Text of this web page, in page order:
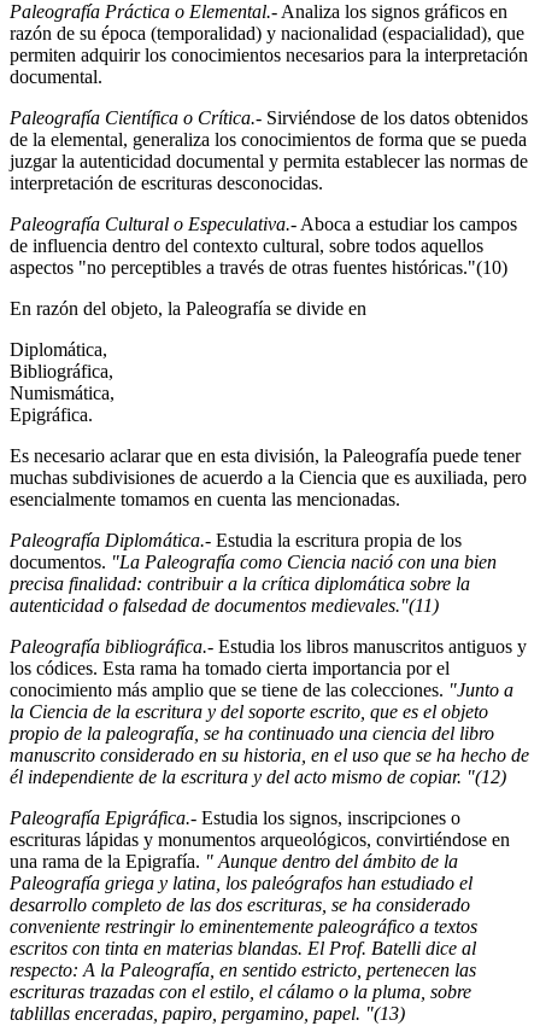
Paleografía Práctica o Elemental.- Analiza los signos gráficos en
razón de su época (temporalidad) y nacionalidad (espacialidad), que
permiten adquirir los conocimientos necesarios para la interpretación
documental.
Paleografía Científica o Crítica.- Sirviéndose de los datos obtenidos
de la elemental, generaliza los conocimientos de forma que se pueda
juzgar la autenticidad documental y permita establecer las normas de
interpretación de escrituras desconocidas.
Paleografía Cultural o Especulativa.- Aboca a estudiar los campos
de influencia dentro del contexto cultural, sobre todos aquellos
aspectos "no perceptibles a través de otras fuentes históricas."(10)
En razón del objeto, la Paleografía se divide en
Diplomática,
Bibliográfica,
Numismática,
Epigráfica.
Es necesario aclarar que en esta división, la Paleografía puede tener
muchas subdivisiones de acuerdo a la Ciencia que es auxiliada, pero
esencialmente tomamos en cuenta las mencionadas.
Paleografía Diplomática.- Estudia la escritura propia de los
documentos. "La Paleografía como Ciencia nació con una bien
precisa finalidad: contribuir a la crítica diplomática sobre la
autenticidad o falsedad de documentos medievales."(11)
Paleografía bibliográfica.- Estudia los libros manuscritos antiguos y
los códices. Esta rama ha tomado cierta importancia por el
conocimiento más amplio que se tiene de las colecciones. "Junto a
la Ciencia de la escritura y del soporte escrito, que es el objeto
propio de la paleografía, se ha continuado una ciencia del libro
manuscrito considerado en su historia, en el uso que se ha hecho de
él independiente de la escritura y del acto mismo de copiar. "(12)
Paleografía Epigráfica.- Estudia los signos, inscripciones o
escrituras lápidas y monumentos arqueológicos, convirtiéndose en
una rama de la Epigrafía. " Aunque dentro del ámbito de la
Paleografía griega y latina, los paleógrafos han estudiado el
desarrollo completo de las dos escrituras, se ha considerado
conveniente restringir lo eminentemente paleográfico a textos
escritos con tinta en materias blandas. El Prof. Batelli dice al
respecto: A la Paleografía, en sentido estricto, pertenecen las
escrituras trazadas con el estilo, el cálamo o la pluma, sobre
tablillas enceradas, papiro, pergamino, papel. "(13)